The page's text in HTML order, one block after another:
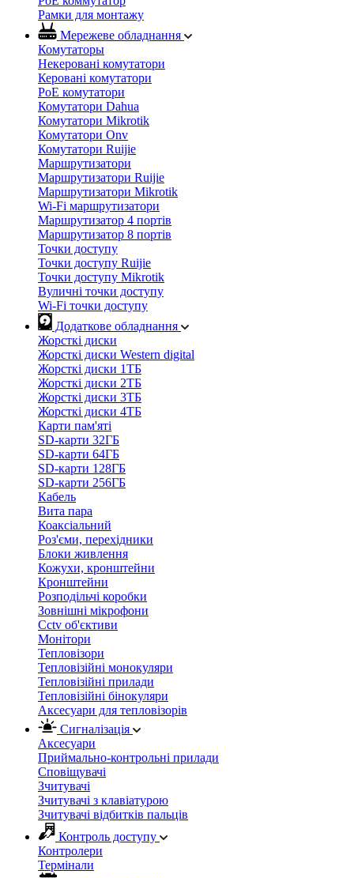
Рамки для монтажу
Мережеве обладнання
Комутаторы
Некеровані комутатори
Керовані комутатори
PoE комутатори
Комутатори Dahua
Комутатори Mikrotik
Комутатори Onv
Комутатори Ruijie
Маршрутизатори
Маршрутизатори Ruijie
Маршрутизатори Mikrotik
Wi-Fi маршрутизатори
Маршрутизатор 4 портів
Маршрутизатор 8 портів
Точки доступу
Точки доступу Ruijie
Точки доступу Mikrotik
Вуличні точки доступу
Wi-Fi точки доступу
Додаткове обладнання
Жорсткі диски
Жорсткі диски Western digital
Жорсткі диски 1ТБ
Жорсткі диски 2ТБ
Жорсткі диски 3ТБ
Жорсткі диски 4ТБ
Карти пам'яті
SD-карти 32ГБ
SD-карти 64ГБ
SD-карти 128ГБ
SD-карти 256ГБ
Кабель
Вита пара
Коаксіальний
Роз'єми, перехідники
Блоки живлення
Кожухи, кронштейни
Кронштейни
Розподільчі коробки
Зовнішні мікрофони
Cctv об'єктиви
Монітори
Тепловізори
Тепловізійні монокуляри
Тепловізійні прилади
Тепловізійні бінокуляри
Аксесуари для тепловізорів
Сигналізація
Аксесуари
Приймально-контрольні прилади
Сповіщувачі
Зчитувачі
Зчитувачі з клавіатурою
Зчитувачі відбитків пальців
Контроль доступу
Контролери
Термінали